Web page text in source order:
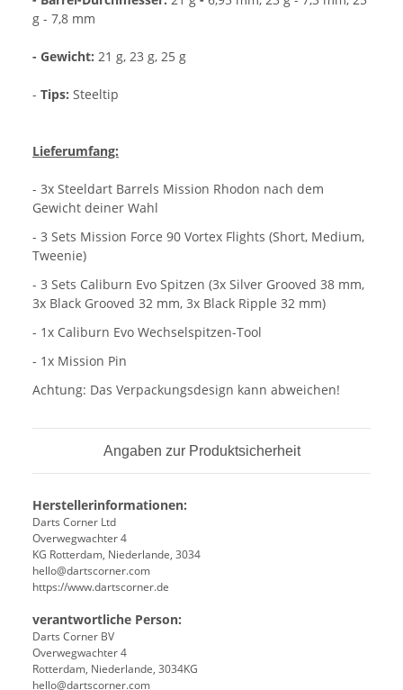
g - 7,8 mm
- Gewicht: 21 g, 23 g, 25 g
- Tips: Steeltip
Lieferumfang:
- 3x Steeldart Barrels Mission Rhodon nach dem
Gewicht deiner Wahl
- 3 Sets Mission Force 90 Vortex Flights (Short, Medium,
Tweenie)
- 3 Sets Caliburn Evo Spitzen (3x Silver Grooved 38 mm,
3x Black Grooved 32 mm, 3x Black Ripple 32 mm)
- 1x Caliburn Evo Wechselspitzen-Tool
- 1x Mission Pin
Achtung: Das Verpackungsdesign kann abweichen!
Angaben zur Produktsicherheit
Herstellerinformationen:
Darts Corner Ltd
Overwegwachter 4
KG Rotterdam, Niederlande, 3034
hello@dartscorner.com
https://www.dartscorner.de
verantwortliche Person:
Darts Corner BV
Overwegwachter 4
Rotterdam, Niederlande, 3034KG
hello@dartscorner.com